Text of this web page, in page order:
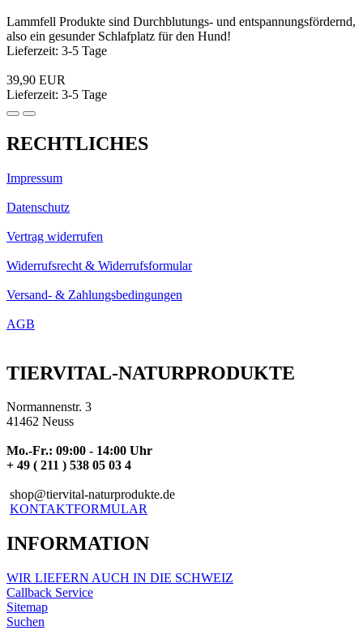
Lammfell Produkte sind Durchblutungs- und entspannungsfördernd,
also ein gesunder Schlafplatz für den Hund!
Lieferzeit: 3-5 Tage
39,90 EUR
Lieferzeit: 3-5 Tage
RECHTLICHES
Impressum
Datenschutz
Vertrag widerrufen
Widerrufsrecht & Widerrufsformular
Versand- & Zahlungsbedingungen
AGB
TIERVITAL-NATURPRODUKTE
Normannenstr. 3
41462 Neuss
Mo.-Fr.: 09:00 - 14:00 Uhr
+ 49 ( 211 ) 538 05 03 4
shop@tiervital-naturprodukte.de
KONTAKTFORMULAR
INFORMATION
WIR LIEFERN AUCH IN DIE SCHWEIZ
Callback Service
Sitemap
Suchen